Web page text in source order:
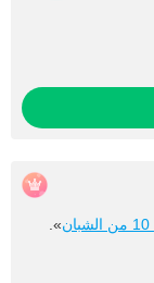
».